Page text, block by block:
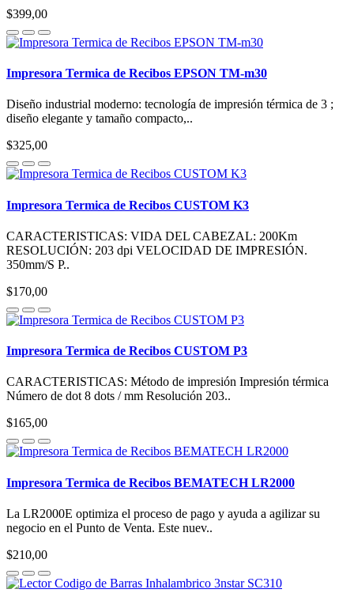
$399,00
Impresora Termica de Recibos EPSON TM-m30
Diseño industrial moderno: tecnología de impresión térmica de 3 ;
diseño elegante y tamaño compacto,..
$325,00
Impresora Termica de Recibos CUSTOM K3
CARACTERISTICAS: VIDA DEL CABEZAL: 200Km
RESOLUCIÓN: 203 dpi VELOCIDAD DE IMPRESIÓN.
350mm/S P..
$170,00
Impresora Termica de Recibos CUSTOM P3
CARACTERISTICAS: Método de impresión Impresión térmica
Número de dot 8 dots / mm Resolución 203..
$165,00
Impresora Termica de Recibos BEMATECH LR2000
La LR2000E optimiza el proceso de pago y ayuda a agilizar su
negocio en el Punto de Venta. Este nuev..
$210,00